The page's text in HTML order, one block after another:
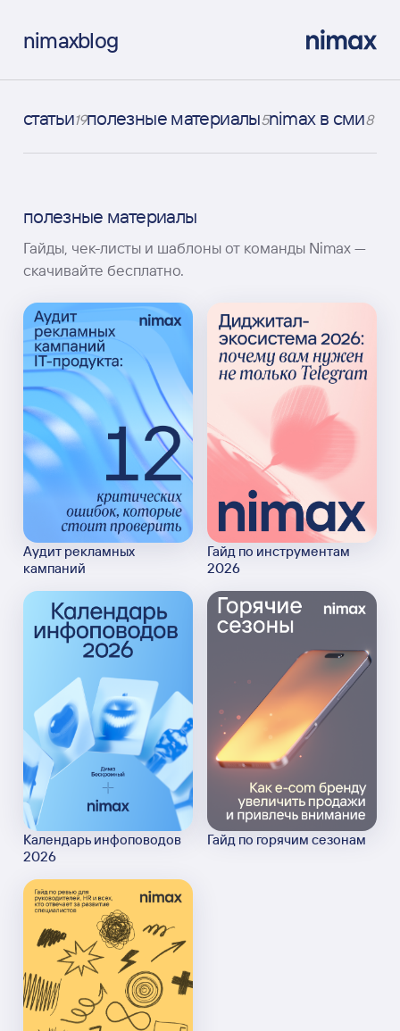
nimaxblog
статьи19полезные материалы5nimax в сми8
полезные материалы
Гайды, чек-листы и шаблоны от команды Nimax —
скачивайте бесплатно.
Аудит рекламных
кампаний
Гайд по инструментам
2026
Календарь инфоповодов
2026
Гайд по горячим сезонам